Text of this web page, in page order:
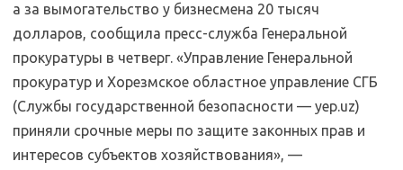
а за вымогательство у бизнесмена 20 тысяч
долларов, сообщила пресс-служба Генеральной
прокуратуры в четверг. «Управление Генеральной
прокуратур и Хорезмское областное управление СГБ
(Службы государственной безопасности — yep.uz)
приняли срочные меры по защите законных прав и
интересов субъектов хозяйствования», —